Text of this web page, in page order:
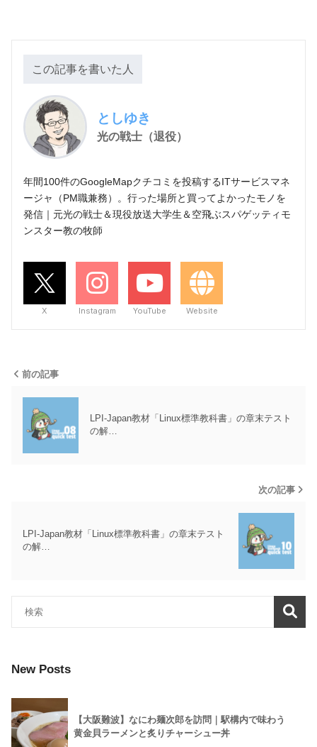
この記事を書いた人
としゆき
光の戦士（退役）
年間100件のGoogleMapクチコミを投稿するITサービスマネ
ージャ（PM職兼務）。行った場所と買ってよかったモノを
発信｜元光の戦士＆現役放送大学生＆空飛ぶスパゲッティモ
ンスター教の牧師
X Instagram YouTube Website
前の記事
LPI-Japan教材「Linux標準教科書」の章末テスト
の解…
次の記事
LPI-Japan教材「Linux標準教科書」の章末テスト
の解…
New Posts
【大阪難波】なにわ麺次郎を訪問｜駅構内で味わう
黄金貝ラーメンと炙りチャーシュー丼